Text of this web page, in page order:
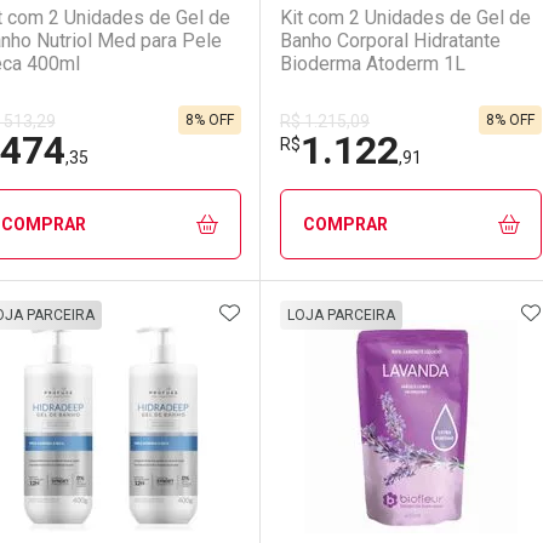
Ativar Desconto
Comprar sem Desconto
Comprar sem Desconto
Ativar Desconto
Comprar sem Desconto
Comprar sem Desconto
com 2 Unidades de Gel de
Nutriol Med para Pele
400ml
513,29
474,35
8% OFF
COMPRAR
FECHAR
FECHAR
Menos
Kit com 2 Unidades de Gel de
Banho Corporal Hidratante
Bioderma Atoderm 1L
R$ 1.215,09
R$1.122,91
8% OFF
COMPRAR
Laboratório
Por Menos
PARCEIRA ADICIONAR AOS FAVORITOS
LOJA PARCEIRA